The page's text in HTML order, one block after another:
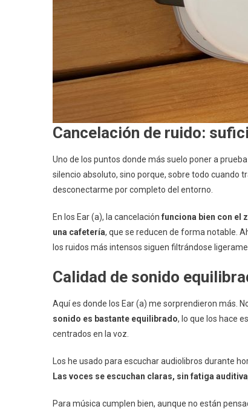
Cancelación de ruido:
Uno de los puntos donde más suelo poner a
silencio absoluto, sino porque, sobre todo cuando
desconectarme por completo del entorno.
En los Ear (a), la cancelación funciona bien con el
una cafetería, que se reducen de forma notable.
los ruidos más intensos siguen filtrándose
Calidad de sonido
Aquí es donde los Ear (a) me sorprendieron más.
sonido es bastante equilibrado, lo que los hace
centrados en la voz.
Los he usado para escuchar audiolibros durante
Las voces se escuchan claras, sin fatiga auditiva
Para música cumplen bien, aunque no están